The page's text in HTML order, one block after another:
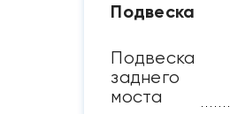
Подвеска
Подвеска
заднего
моста